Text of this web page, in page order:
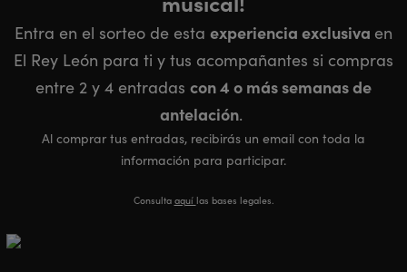
Entra en el sorteo de esta experiencia exclusiva en
El Rey León para ti y tus acompañantes si compras
entre 2 y 4 entradas con 4 o más semanas de
antelación.
Al comprar tus entradas, recibirás un email con toda la
información para participar.
Consulta aquí las bases legales.